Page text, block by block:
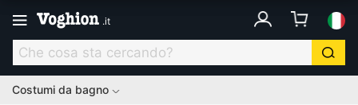
.it
Costumi da bagno